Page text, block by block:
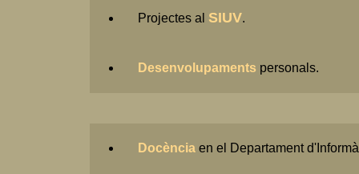
Projectes al SIUV.
Desenvolupaments personals.
Docència en el Departament